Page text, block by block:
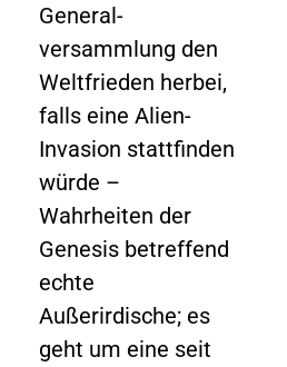
General-
versammlung den
Weltfrieden herbei,
falls eine Alien-
Invasion stattfinden
würde –
Wahrheiten der
Genesis betreffend
echte
Außerirdische; es
geht um eine seit